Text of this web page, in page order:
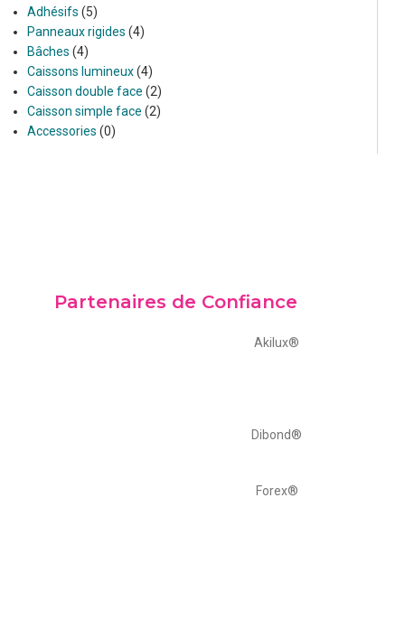
Adhésifs
5
Panneaux rigides 4
Bâches 4
Caissons lumineux 4
Caisson double face
2
Caisson simple face
2
Accessories 0
Partenaires de Confiance
Akilux®
Dibond®
Forex®